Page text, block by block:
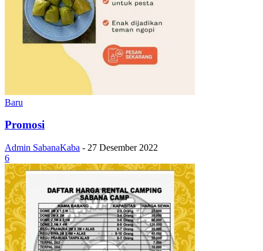
Baru
Promosi
Admin SabanaKaba - 27 Desember 2022
6